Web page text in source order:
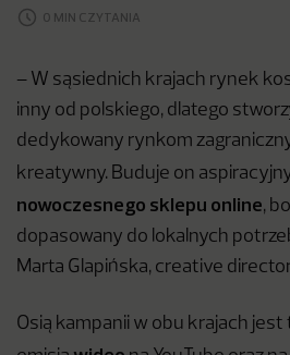
0 MIN CZYTANIA
– W sąsiednich krajach rynek
inny od polskiego, dlatego
dedykowany rynkom
kreatywny. Buduje on
nowoczesnego sklepu online,
dopasowany do lokalnych
Marta Glapińska, creative
Osią kampanii w obu krajach jest